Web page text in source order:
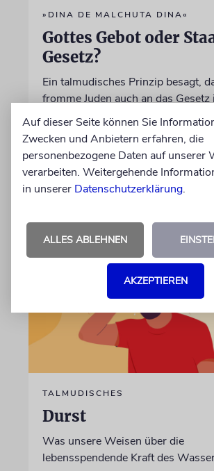
»DINA DE MALCHUTA DINA«
Gottes Gebot oder
Gesetz?
Ein talmudisches Prinzip besagt,
fromme Juden auch an das Gesetz
Landes halten müssen. Doch was
wenn dies mit den Pflichten der
kollidiert?
von Rabbiner Daniel Fabian
TALMUDISCHES
Durst
Was unsere Weisen über die
lebensspendende Kraft des
Auf dieser Seite können Sie
Zwecken und Anbietern erfahren, die
personenbezogene Daten auf unserer
verarbeiten. Weitergehende
in unserer Datenschutzerklärung.
ALLES ABLEHNEN
AKZEPTIEREN